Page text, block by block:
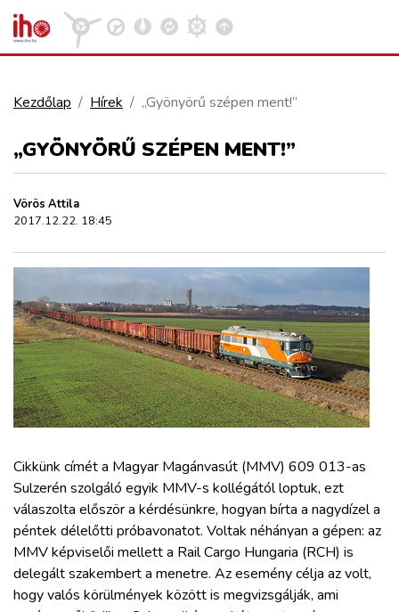
VASÚT
KÖZLEKEDÉSFEJLESZTÉS
ELLÁTÁSI LÁNC
ZÖLDÚT
HAJÓZÁS
BLOG
ARCHÍVUM
Kezdőlap Hírek „Gyönyörű szépen ment!”
„GYÖNYÖRŰ SZÉPEN MENT!”
Vörös Attila
2017.12.22. 18:45
Cikkünk címét a Magyar Magánvasút (MMV) 609 013-as
Sulzerén szolgáló egyik MMV-s kollégától loptuk, ezt
válaszolta először a kérdésünkre, hogyan bírta a nagydízel a
péntek délelőtti próbavonatot. Voltak néhányan a gépen: az
MMV képviselői mellett a Rail Cargo Hungaria (RCH) is
delegált szakembert a menetre. Az esemény célja az volt,
hogy valós körülmények között is megvizsgálják, ami